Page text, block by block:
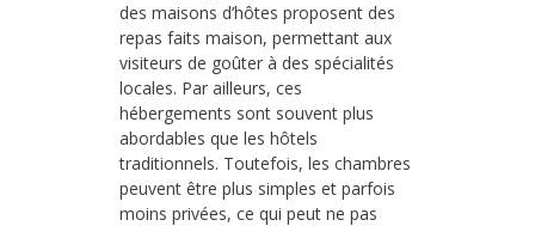
des maisons d’hôtes proposent des
repas faits maison, permettant aux
visiteurs de goûter à des spécialités
locales. Par ailleurs, ces
hébergements sont souvent plus
abordables que les hôtels
traditionnels. Toutefois, les chambres
peuvent être plus simples et parfois
moins privées, ce qui peut ne pas